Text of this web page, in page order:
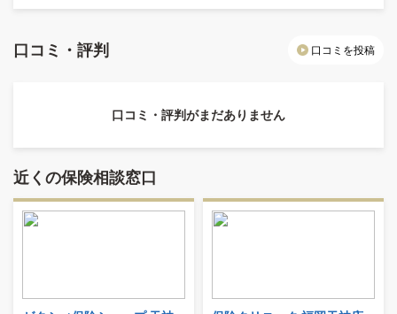
口コミ・評判 口コミを投稿
口コミ・評判がまだありません
近くの保険相談窓口